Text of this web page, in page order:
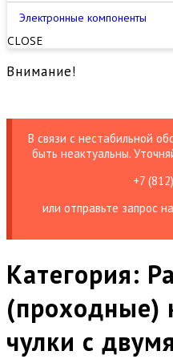
Электронные компоненты
CLOSE
Внимание!
В связи с нестабильной
быть неактуальны.
+7
или отправьте запрос
Категория:
(проходные)
чулки с